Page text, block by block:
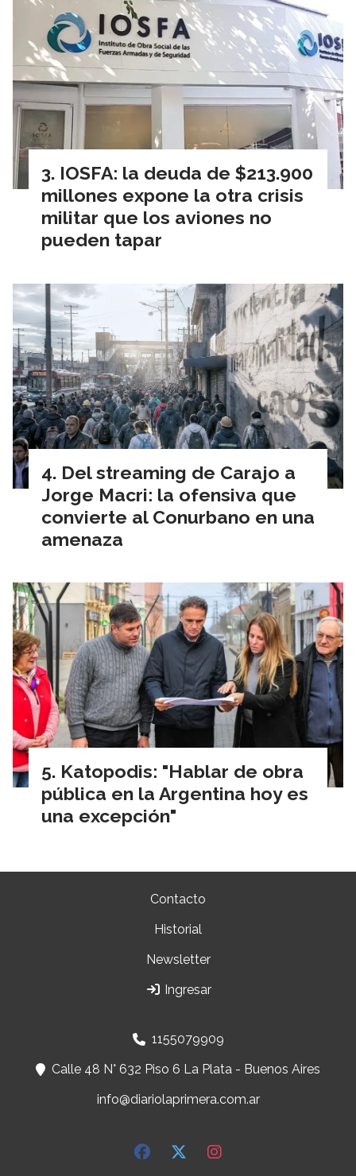
IOSFA: la deuda de $213.900
millones expone la otra crisis
militar que los aviones no
pueden tapar
Del streaming de Carajo a
Jorge Macri: la ofensiva que
convierte al Conurbano en una
amenaza
Katopodis: "Hablar de obra
pública en la Argentina hoy es
una excepción"
Contacto
Historial
Newsletter
Ingresar
1155079909
Calle 48 N° 632 Piso 6 La Plata - Buenos Aires
info@diariolaprimera.com.ar